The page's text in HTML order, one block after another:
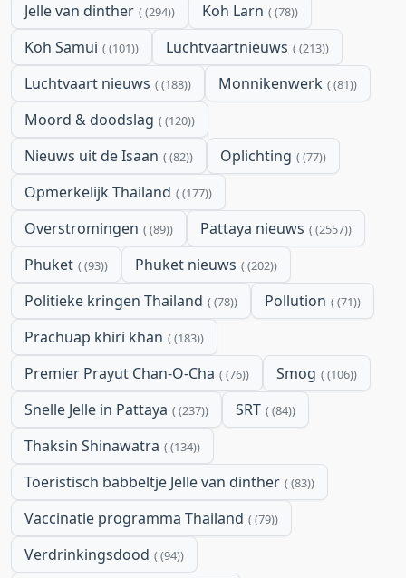
Jelle van dinther (294) Koh Larn (78)
Koh Samui (101) Luchtvaartnieuws (213)
Luchtvaart nieuws (188) Monnikenwerk (81)
Moord & doodslag (120)
Nieuws uit de Isaan (82) Oplichting (77)
Opmerkelijk Thailand (177)
Overstromingen (89) Pattaya nieuws (2557)
Phuket (93) Phuket nieuws (202)
Politieke kringen Thailand (78) Pollution (71)
Prachuap khiri khan (183)
Premier Prayut Chan-O-Cha (76) Smog (106)
Snelle Jelle in Pattaya (237) SRT (84)
Thaksin Shinawatra (134)
Toeristisch babbeltje Jelle van dinther (83)
Vaccinatie programma Thailand (79)
Verdrinkingsdood (94)